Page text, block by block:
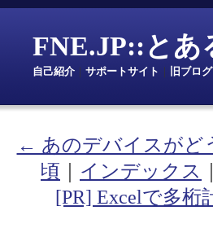
FNE.JP::とあ
自己紹介 サポートサイト 旧ブログ
← あのデバイスがど
頃
インデックス
[PR] Excelで多桁